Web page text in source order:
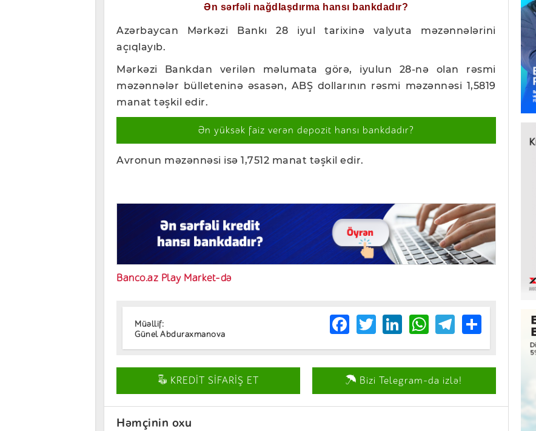
Ən sərfəli nağdlaşdırma hansı bankdadır?
Azərbaycan Mərkəzi Bankı 28 iyul tarixinə valyuta məzənnələrini
açıqlayıb.
Mərkəzi Bankdan verilən məlumata görə, iyulun 28-nə olan rəsmi
məzənnələr bülleteninə əsasən, ABŞ dollarının rəsmi məzənnəsi 1,5819
manat təşkil edir.
Ən yüksək faiz verən depozit hansı bankdadır?
Avronun məzənnəsi isə 1,7512 manat təşkil edir.
Banco.az Play Market-də
Müəllif:
Günel Abduraxmanova
Facebook
TwitterLinkedIn
WhatsApp
Telegram
Share
KREDİT SİFARİŞ ET Bizi Telegram-da izlə!
Həmçinin oxu